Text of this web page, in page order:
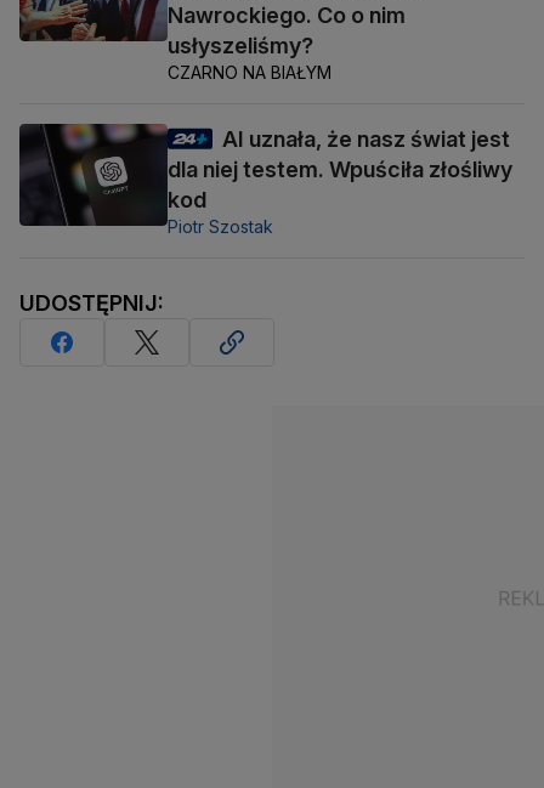
Nawrockiego. Co o nim
usłyszeliśmy?
CZARNO NA BIAŁYM
AI uznała, że nasz świat jest
dla niej testem. Wpuściła złośliwy
kod
Piotr Szostak
UDOSTĘPNIJ: